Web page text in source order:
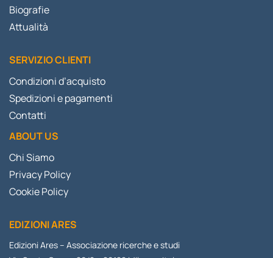
Biografie
Attualità
SERVIZIO CLIENTI
Condizioni d’acquisto
Spedizioni e pagamenti
Contatti
ABOUT US
Chi Siamo
Privacy Policy
Cookie Policy
EDIZIONI ARES
Edizioni Ares – Associazione ricerche e studi